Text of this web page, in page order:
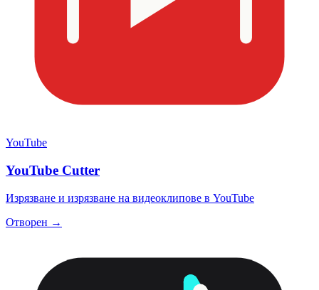
YouTube
YouTube Cutter
Изрязване и изрязване на видеоклипове в YouTube
Отворен →